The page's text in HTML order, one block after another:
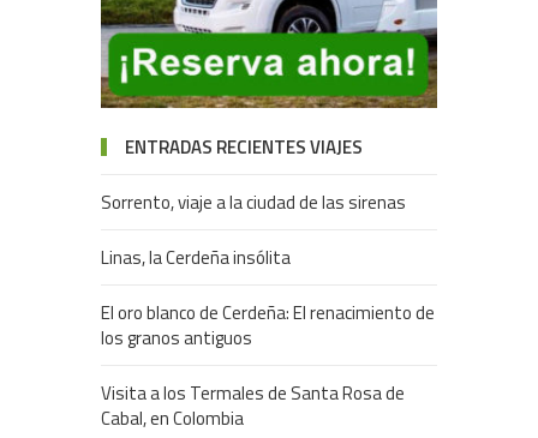
ENTRADAS RECIENTES VIAJES
Sorrento, viaje a la ciudad de las sirenas
Linas, la Cerdeña insólita
El oro blanco de Cerdeña: El renacimiento de
los granos antiguos
Visita a los Termales de Santa Rosa de
Cabal, en Colombia